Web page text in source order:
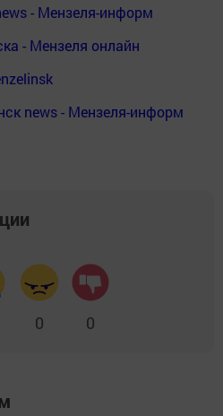
- Мензеля-информ
- Мензеля онлайн
news - Мензеля-информ
0 0